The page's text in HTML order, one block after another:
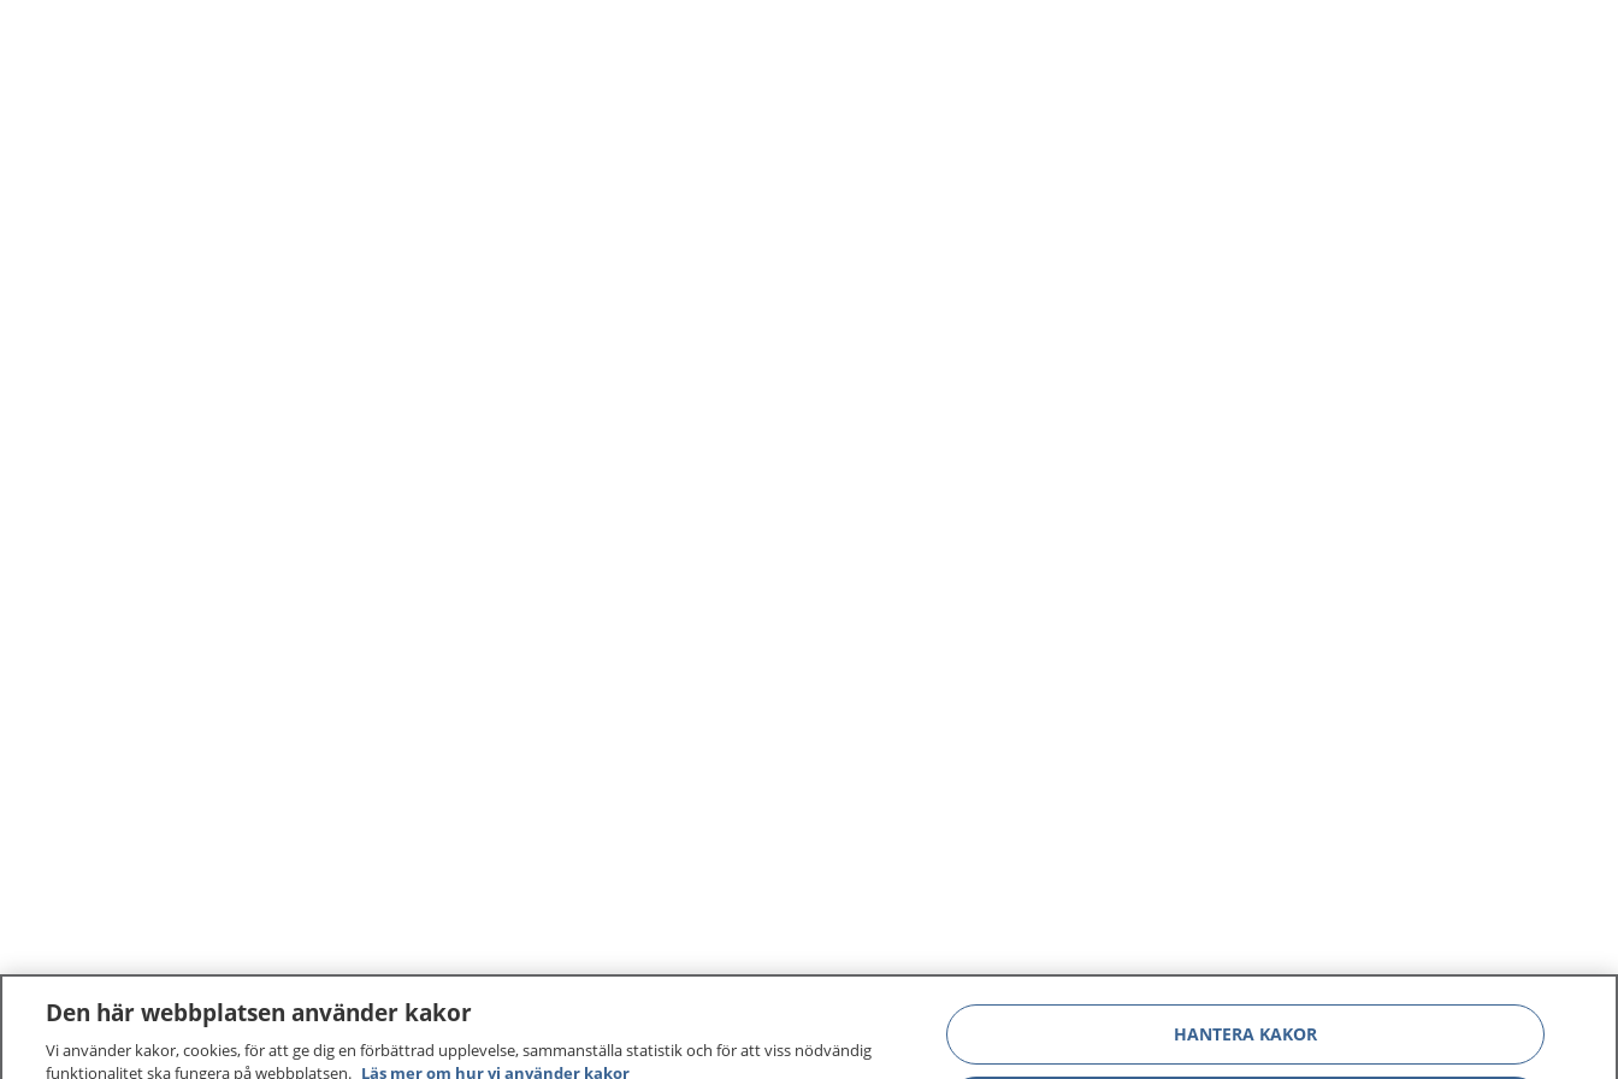
Den här webbplatsen använder kakor
Vi använder kakor, cookies, för att ge dig en förbättrad upplevelse, sammanställa statistik och för att viss nödvändig
funktionalitet ska fungera på webbplatsen. Läs mer om hur vi använder kakor
HANTERA KAKOR